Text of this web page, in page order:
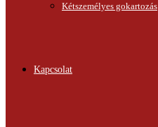
Kétszemélyes gokartozás
Kapcsolat